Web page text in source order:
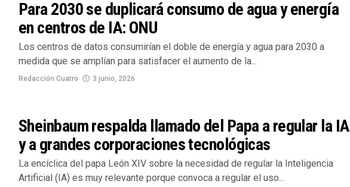
Para 2030 se duplicará consumo de agua y energía
en centros de IA: ONU
Los centros de datos consumirían el doble de energía y agua para 2030 a
medida que se amplían para satisfacer el aumento de la...
Redacción Cuatro 3 junio, 2026
Sheinbaum respalda llamado del Papa a regular la IA
y a grandes corporaciones tecnológicas
La encíclica del papa León XIV sobre la necesidad de regular la Inteligencia
Artificial (IA) es muy relevante porque convoca a regular el uso...